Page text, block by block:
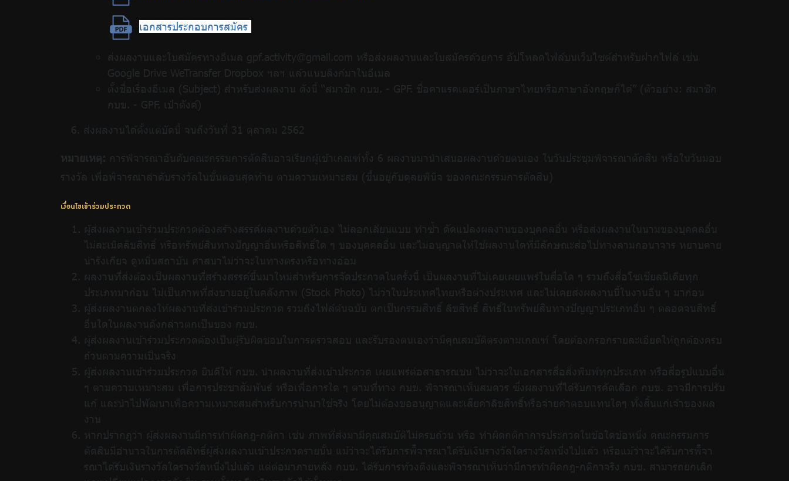
เอกสารประกอบการสมัคร
ส่งผลงานและใบสมัครทางอีเมล gpf.activity@gmail.com หรือส่งผลงานและใบสมัครด้วยการ อัปโหลดไฟล์บนเว็บไซต์สำหรับฝากไฟล์ เช่น
Google Drive WeTransfer Dropbox ฯลฯ แล้วแนบลิงก์มาในอีเมล
ตั้งชื่อเรื่องอีเมล (Subject) สำหรับส่งผลงาน ดังนี้ “สมาชิก กบข. - GPF. ชื่อคาแรคเตอร์เป็นภาษาไทยหรือภาษาอังกฤษก็ได้” (ตัวอย่าง: สมาชิก
กบข. - GPF. เป๋าตังค์)
6. ส่งผลงานได้ตั้งแต่บัดนี้ จนถึงวันที่ 31 ตุลาคม 2562
หมายเหตุ:
การพิจารณาอันดับคณะกรรมการตัดสินอาจเรียกผู้เข้าเกณฑ์ทั้ง 6 ผลงานมานำเสนอผลงานด้วยตนเอง ในวันประชุมพิจารณาตัดสิน หรือในวันมอบ
รางวัล เพื่อพิจารณาลำดับรางวัลในขั้นตอนสุดท้าย ตามความเหมาะสม (ขึ้นอยู่กับดุลยพินิจ ของคณะกรรมการตัดสิน)
เงื่อนไขเข้าร่วมประกวด
ผู้ส่งผลงานเข้าร่วมประกวดต้องสร้างสรรค์ผลงานด้วยตัวเอง ไม่ลอกเลียนแบบ ทำซ้ำ ดัดแปลงผลงานของบุคคลอื่น หรือส่งผลงานในนามของบุคคลอื่น
ไม่ละเมิดลิขสิทธิ์ หรือทรัพย์สินทางปัญญาอื่นหรือสิทธิ์ใด ๆ ของบุคคลอื่น และไม่อนุญาตให้ใช้ผลงานใดที่มีลักษณะส่อไปทางลามกอนาจาร หยาบคาย
น่ารังเกียจ ดูหมิ่นสถาบัน ศาสนาไม่ว่าจะในทางตรงหรือทางอ้อม
ผลงานที่ส่งต้องเป็นผลงานที่สร้างสรรค์ขึ้นมาใหม่สำหรับการจัดประกวดในครั้งนี้ เป็นผลงานที่ไม่เคยเผยแพร่ในสื่อใด ๆ รวมถึงสื่อโซเชียลมีเดียทุก
ประเภทมาก่อน ไม่เป็นภาพที่ส่งขายอยู่ในคลังภาพ (Stock Photo) ไม่ว่าในประเทศไทยหรือต่างประเทศ และไม่เคยส่งผลงานนี้ในงานอื่น ๆ มาก่อน
ผู้ส่งผลงานตกลงให้ผลงานที่ส่งเข้าร่วมประกวด รวมถึงไฟล์ต้นฉบับ ตกเป็นกรรมสิทธิ์ ลิขสิทธิ์ สิทธิ์ในทรัพย์สินทางปัญญาประเภทอื่น ๆ ตลอดจนสิทธิ์
อื่นใดในผลงานดังกล่าวตกเป็นของ กบข.
ผู้ส่งผลงานเข้าร่วมประกวดต้องเป็นผู้รับผิดชอบในการตรวจสอบ และรับรองตนเองว่ามีคุณสมบัติตรงตามเกณฑ์ โดยต้องกรอกรายละเอียดให้ถูกต้องครบ
ถ้วนตามความเป็นจริง
ผู้ส่งผลงานเข้าร่วมประกวด ยินดีให้ กบข. นำผลงานที่ส่งเข้าประกวด เผยแพร่ต่อสาธารณชน ไม่ว่าจะในเอกสารสื่อสิ่งพิมพ์ทุกประเภท หรือสื่อรูปแบบอื่น
ๆ ตามความเหมาะสม เพื่อการประชาสัมพันธ์ หรือเพื่อการใด ๆ ตามที่ทาง กบข. พิจารณาเห็นสมควร ซึ่งผลงานที่ได้รับการคัดเลือก กบข. อาจมีการปรับ
แก้ และนำไปพัฒนาเพื่อความเหมาะสมสำหรับการนำมาใช้จริง โดยไม่ต้องขออนุญาตและเสียค่าลิขสิทธิ์หรือจ่ายค่าตอบแทนใดๆ ทั้งสิ้นแก่เจ้าของผล
งาน
หากปรากฏว่า ผู้ส่งผลงานมีการทำผิดกฎ-กติกา เช่น ภาพที่ส่งมามีคุณสมบัติไม่ครบถ้วน หรือ ทำผิดกติกาการประกวดในข้อใดข้อหนึ่ง คณะกรรมการ
ตัดสินมีอำนาจในการตัดสิทธิ์ผู้ส่งผลงานเข้าประกวดรายนั้น แม้ว่าจะได้รับการพิิจารณาได้รับเงินรางวัลใดรางวัลหนึ่งไปแล้ว หรือแม้ว่าจะได้รับการพิิจา
รณาได้รับเงินรางวัลใดรางวัลหนึ่งไปแล้ว แต่ต่อมาภายหลัง กบข. ได้รับการท้วงติงและพิจารณาเห็นว่ามีการทำผิดกฎ-กติกาจริง กบข. สามารถยกเลิก